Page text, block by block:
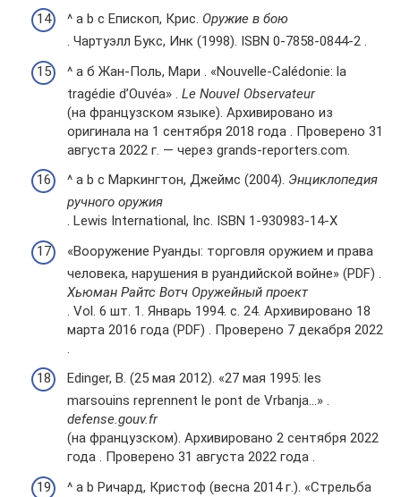
^ a b c Епископ, Крис. Оружие в бою
. Чартуэлл Букс, Инк (1998). ISBN 0-7858-0844-2 .
^ а б Жан-Поль, Мари . «Nouvelle-Calédonie: la
tragédie d’Ouvéa» . Le Nouvel Observateur
(на французском языке). Архивировано из
оригинала на 1 сентября 2018 года . Проверено 31
августа 2022 г. — через grands-reporters.com.
^ a b c Маркингтон, Джеймс (2004). Энциклопедия
ручного оружия
. Lewis International, Inc. ISBN 1-930983-14-X
«Вооружение Руанды: торговля оружием и права
человека, нарушения в руандийской войне» (PDF) .
Хьюман Райтс Вотч Оружейный проект
. Vol. 6 шт. 1. Январь 1994. с. 24. Архивировано 18
марта 2016 года (PDF) . Проверено 7 декабря 2022
Edinger, B. (25 мая 2012). «27 мая 1995: les
marsouins reprennent le pont de Vrbanja…» .
defense.gouv.fr
(на французском). Архивировано 2 сентября 2022
года . Проверено 31 августа 2022 года .
^ a b Ричард, Кристоф (весна 2014 г.). «Стрельба